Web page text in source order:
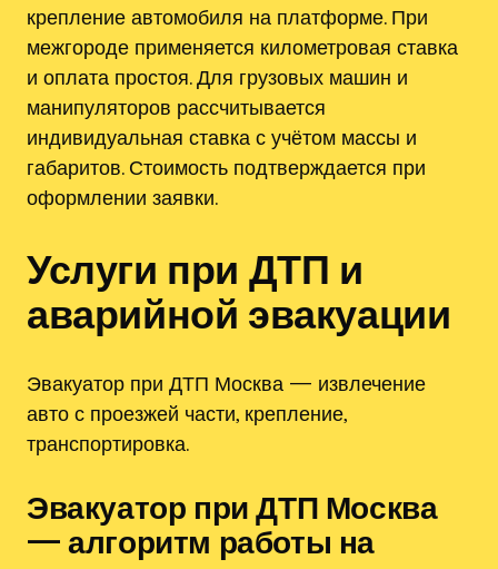
крепление автомобиля на платформе. При
межгороде применяется километровая ставка
и оплата простоя. Для грузовых машин и
манипуляторов рассчитывается
индивидуальная ставка с учётом массы и
габаритов. Стоимость подтверждается при
оформлении заявки.
Услуги при ДТП и
аварийной эвакуации
Эвакуатор при ДТП Москва — извлечение
авто с проезжей части, крепление,
транспортировка.
Эвакуатор при ДТП Москва
— алгоритм работы на